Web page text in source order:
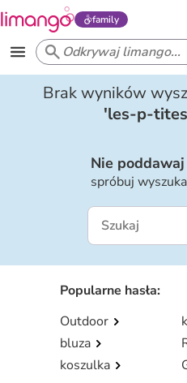
family
Brak wyników
'les-p-
Nie
spróbuj
Popularne hasła:
Outdoor
bluza
koszulka